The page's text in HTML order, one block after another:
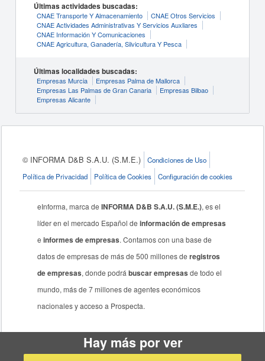
Últimas actividades buscadas:
CNAE Transporte Y Almacenamiento
CNAE Otros Servicios
CNAE Actividades Administrativas Y Servicios Auxliares
CNAE Información Y Comunicaciones
CNAE Agricultura, Ganadería, Silvicultura Y Pesca
Últimas localidades buscadas:
Empresas Murcia
Empresas Palma de Mallorca
Empresas Las Palmas de Gran Canaria
Empresas Bilbao
Empresas Alicante
© INFORMA D&B S.A.U. (S.M.E.)
Condiciones de Uso
Política de Privacidad
Política de Cookies Configuración de cookies
eInforma, marca deINFORMA D&B S.A.U. (S.M.E.), es el
líder en el mercado Español deinformación de empresas
einformes de empresas. Contamos con una base de
datos de empresas de más de 500 millones deregistros
de empresas, donde podrábuscar empresas de todo el
mundo, más de 7 millones de agentes económicos
nacionales y acceso a Prospecta.
Hay más por ver